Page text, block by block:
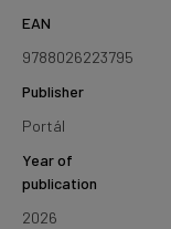
EAN
9788026223795
Publisher
Portál
Year of
publication
2026